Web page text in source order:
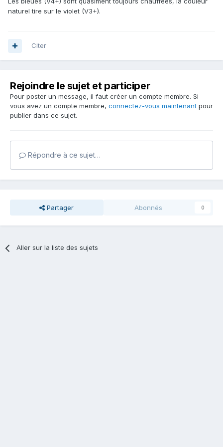
/!\Fin d'intervention
naturel tire sur le violet (V3+).
Citer
Rejoindre le sujet et participer
Pour poster un message, il faut créer un compte membre. Si
vous avez un compte membre, connectez-vous maintenant pour
publier dans ce sujet.
Répondre à ce sujet…
Partager Abonnés 0
Aller sur la liste des sujets